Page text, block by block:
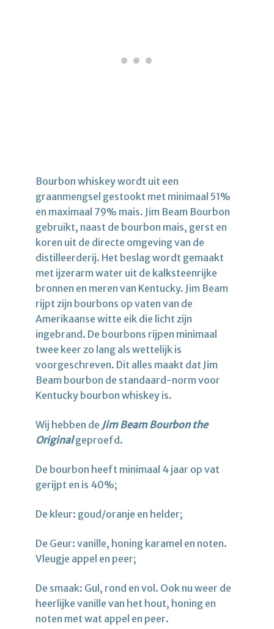
Bourbon whiskey wordt uit een
graanmengsel gestookt met minimaal 51%
en maximaal 79% mais. Jim Beam Bourbon
gebruikt, naast de bourbon mais, gerst en
koren uit de directe omgeving van de
distilleerderij. Het beslag wordt gemaakt
met ijzerarm water uit de kalksteenrijke
bronnen en meren van Kentucky. Jim Beam
rijpt zijn bourbons op vaten van de
Amerikaanse witte eik die licht zijn
ingebrand. De bourbons rijpen minimaal
twee keer zo lang als wettelijk is
voorgeschreven. Dit alles maakt dat Jim
Beam bourbon de standaard-norm voor
Kentucky bourbon whiskey is.
Wij hebben de Jim Beam Bourbon the
Originalgeproefd.
De bourbon heeft minimaal 4 jaar op vat
gerijpt en is 40%;
De kleur: goud/oranje en helder;
De Geur: vanille, honing karamel en noten.
Vleugje appel en peer;
De smaak: Gul, rond en vol. Ook nu weer de
heerlijke vanille van het hout, honing en
noten met wat appel en peer.